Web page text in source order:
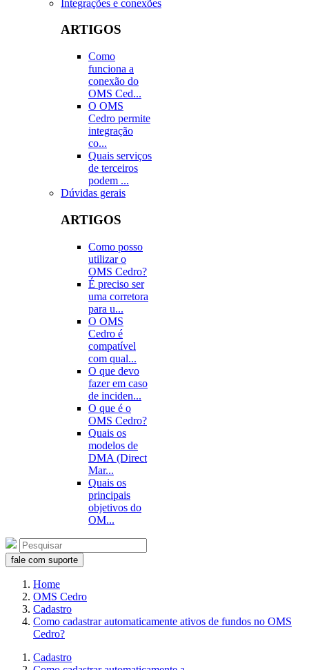
Integrações e conexões
ARTIGOS
Como
funciona a
conexão do
OMS Ced...
O OMS
Cedro permite
integração
co...
Quais serviços
de terceiros
podem ...
Dúvidas gerais
ARTIGOS
Como posso
utilizar o
OMS Cedro?
É preciso ser
uma corretora
para u...
O OMS
Cedro é
compatível
com qual...
O que devo
fazer em caso
de inciden...
O que é o
OMS Cedro?
Quais os
modelos de
DMA (Direct
Mar...
Quais os
principais
objetivos do
OM...
fale com suporte
Home
OMS Cedro
Cadastro
Como cadastrar automaticamente ativos de fundos no OMS
Cedro?
Cadastro